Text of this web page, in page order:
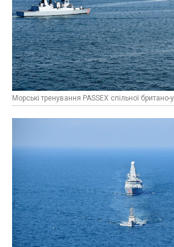
Морські тренування PASSEX спільної британо-